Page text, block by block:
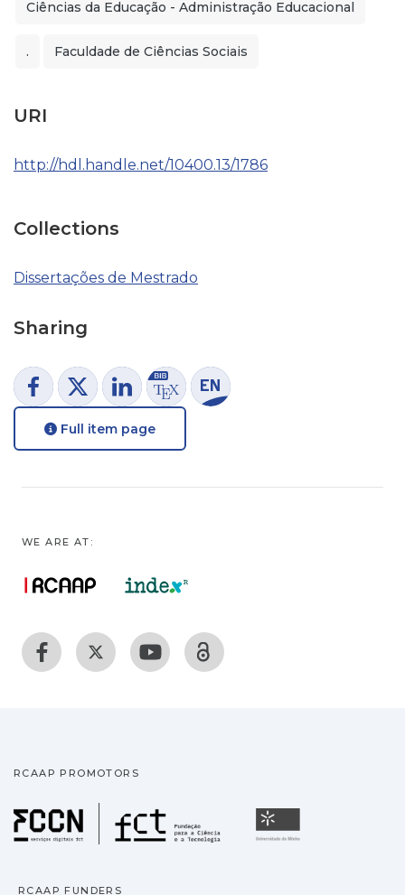
Ciências da Educação - Administração Educacional
. Faculdade de Ciências Sociais
URI
http://hdl.handle.net/10400.13/1786
Collections
Dissertações de Mestrado
Sharing
Full item page
WE ARE AT:
RCAAP PROMOTORS
Fundação para a
RCAAP FUNDERS